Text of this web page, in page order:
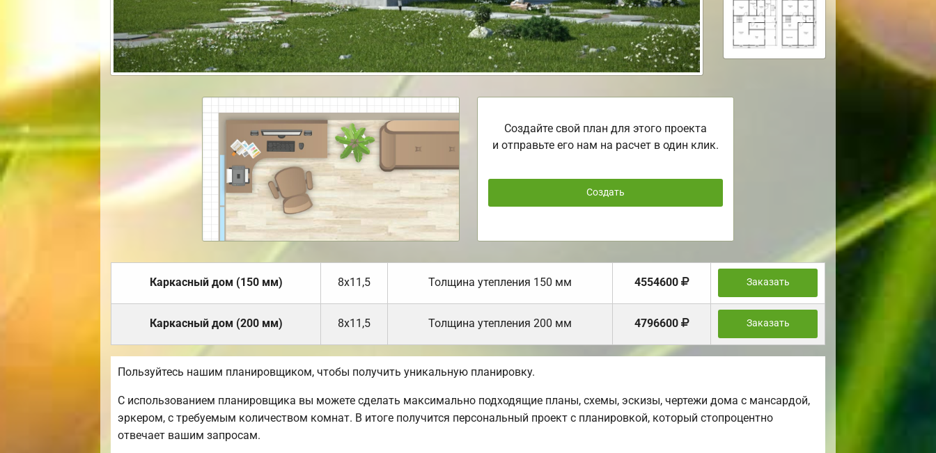
Создайте свой план для этого проекта
и отправьте его нам на расчет в один клик.
Создать
Каркасный дом (150 мм) 8х11,5 Толщина утепления 150 мм 4554600 Заказать
Каркасный дом (200 мм) 8х11,5 Толщина утепления 200 мм 4796600 Заказать
Пользуйтесь нашим планировщиком, чтобы получить уникальную планировку.
С использованием планировщика вы можете сделать максимально подходящие планы, схемы, эскизы, чертежи дома с мансардой,
эркером, с требуемым количеством комнат. В итоге получится персональный проект с планировкой, который стопроцентно
отвечает вашим запросам.